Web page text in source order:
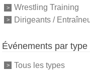
Wrestling Training
Dirigeants /
Événements par type
Tous les types